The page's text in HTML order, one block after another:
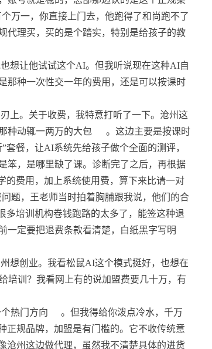
万一，你直接上门去，他跑得了和尚跑不了
代理买，买的是个踏实，特别是给孩子的教
想让他试试这个AI。但我听说现在这种AI自
那种一次性交一年的费用，还是可以按课时
上。关于收费，我特意打听了一下。沧州这
种动辄一两万的大包
。这边主要是按课时
餐，让AI系统先给孩子做个全面的测评，
笨，是哪里缺了课。诊断完了之后，再根据
的费用，加上系统使用费，算下来比请一对
题，王老师当时拍着胸脯跟我说，他们的合
多培训机构卷钱跑路的太多了，能签这种退
一定要把退费条款看清楚，白纸黑字写明
想创业。我看松鼠AI这个模式挺好，也想在
培训？我看网上有的说加盟费要几十万，有
热门方向
。但我得给你泼点冷水，千万
正规品牌，加盟是有门槛的。它不收传统意
沧州这边做代理，虽然我不清楚具体的进货